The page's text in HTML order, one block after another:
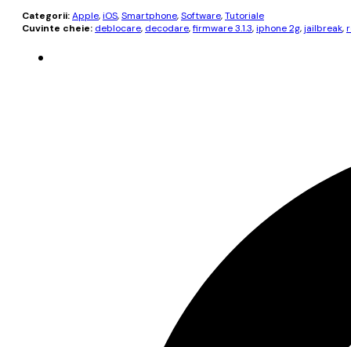
Categorii:Apple,iOS,Smartphone,Software,Tutoriale
Cuvinte cheie: deblocare, decodare,firmware 3.1.3,iphone 2g,jailbreak,